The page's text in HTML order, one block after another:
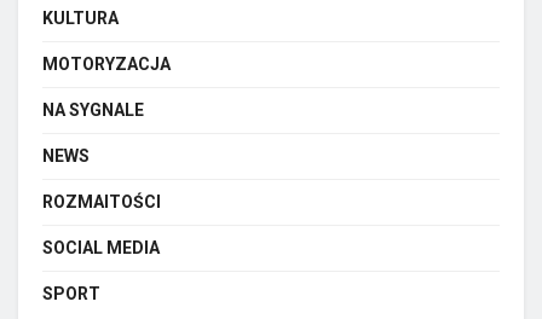
KULTURA
MOTORYZACJA
NA SYGNALE
NEWS
ROZMAITOŚCI
SOCIAL MEDIA
SPORT